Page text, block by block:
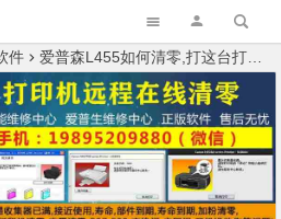
件 爱普森L455如何清零,打这台打印机怎么样保修？